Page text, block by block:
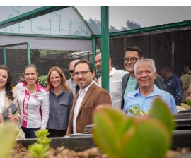
de la ciudad, oficiales patrullaban
cuando tuvieron a la
fuman al parecer cristal, por
intentaron acercarse.
unidad los hombres intentaron
metros adelante a la
Aldama.